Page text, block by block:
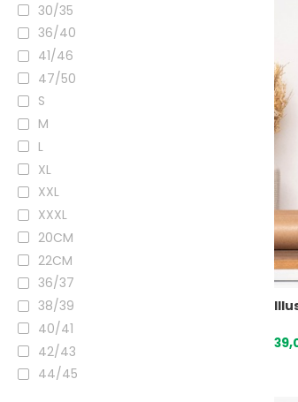
30/35
36/40
41/46
47/50
S
M
L
XL
XXL
XXXL
20CM
22CM
36/37
38/39
40/41
42/43
44/45